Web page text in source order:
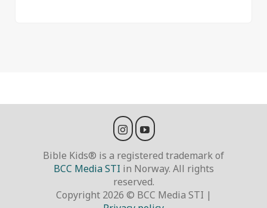
Bible Kids® is a registered trademark of
BCC Media STI in Norway. All rights
reserved.
Copyright 2026 © BCC Media STI |